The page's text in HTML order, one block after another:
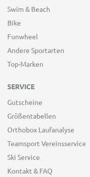
Swim & Beach
Bike
Funwheel
Andere Sportarten
Top-Marken
SERVICE
Gutscheine
Größentabellen
Orthobox Laufanalyse
Teamsport Vereinsservice
Ski Service
Kontakt & FAQ